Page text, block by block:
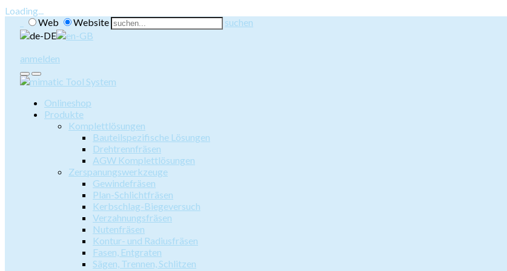
Loading...
Web
Website suchen
anmelden
Onlineshop
Produkte
Komplettlösungen
Bauteilspezifische Lösungen
Drehtrennfräsen
AGW Komplettlösungen
Zerspanungswerkzeuge
Gewindefräsen
Plan-Schlichtfräsen
Kerbschlag-Biegeversuch
Verzahnungsfräsen
Nutenfräsen
Kontur- und Radiusfräsen
Fasen, Entgraten
Sägen, Trennen, Schlitzen